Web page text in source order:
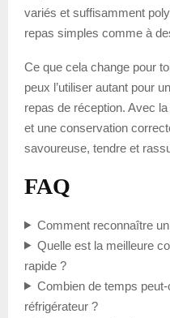
variés et suffisamment
repas simples comme à
Ce que cela change pour
peux l’utiliser autant pour
repas de réception. Avec
et une conservation
savoureuse, tendre et
FAQ
Comment reconnaître
Quelle est la meilleure
rapide ?
Combien de temps
réfrigérateur ?